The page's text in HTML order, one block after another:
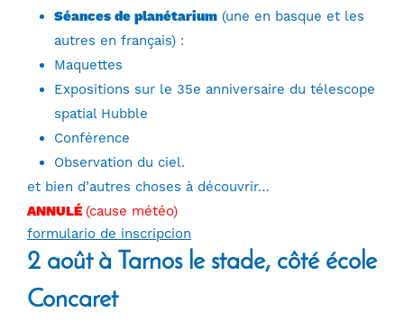
Séances de planétarium (une en basque et les
autres en français) :
Maquettes
Expositions sur le 35e anniversaire du télescope
spatial Hubble
Conférence
Observation du ciel.
et bien d’autres choses à découvrir…
ANNULÉ (cause météo)
formulario de inscripcion
2 août à Tarnos le stade, côté école
Concaret